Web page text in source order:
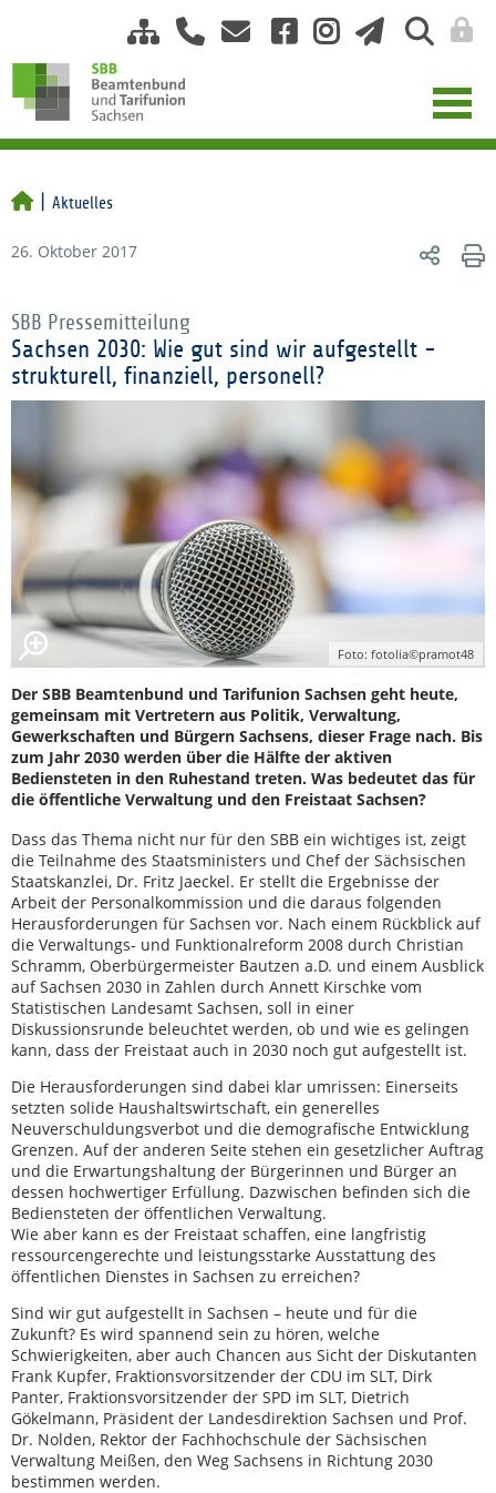
Aktuelles
26. Oktober 2017
SBB Pressemitteilung
Sachsen 2030: Wie gut sind wir aufgestellt -
strukturell, finanziell, personell?
Foto: fotolia©pramot48
Der SBB Beamtenbund und Tarifunion Sachsen geht heute,
gemeinsam mit Vertretern aus Politik, Verwaltung,
Gewerkschaften und Bürgern Sachsens, dieser Frage nach. Bis
zum Jahr 2030 werden über die Hälfte der aktiven
Bediensteten in den Ruhestand treten. Was bedeutet das für
die öffentliche Verwaltung und den Freistaat Sachsen?
Dass das Thema nicht nur für den SBB ein wichtiges ist, zeigt
die Teilnahme des Staatsministers und Chef der Sächsischen
Staatskanzlei, Dr. Fritz Jaeckel. Er stellt die Ergebnisse der
Arbeit der Personalkommission und die daraus folgenden
Herausforderungen für Sachsen vor. Nach einem Rückblick auf
die Verwaltungs- und Funktionalreform 2008 durch Christian
Schramm, Oberbürgermeister Bautzen a.D. und einem Ausblick
auf Sachsen 2030 in Zahlen durch Annett Kirschke vom
Statistischen Landesamt Sachsen, soll in einer
Diskussionsrunde beleuchtet werden, ob und wie es gelingen
kann, dass der Freistaat auch in 2030 noch gut aufgestellt ist.
Die Herausforderungen sind dabei klar umrissen: Einerseits
setzten solide Haushaltswirtschaft, ein generelles
Neuverschuldungsverbot und die demografische Entwicklung
Grenzen. Auf der anderen Seite stehen ein gesetzlicher Auftrag
und die Erwartungshaltung der Bürgerinnen und Bürger an
dessen hochwertiger Erfüllung. Dazwischen befinden sich die
Bediensteten der öffentlichen Verwaltung.
Wie aber kann es der Freistaat schaffen, eine langfristig
ressourcengerechte und leistungsstarke Ausstattung des
öffentlichen Dienstes in Sachsen zu erreichen?
Sind wir gut aufgestellt in Sachsen – heute und für die
Zukunft? Es wird spannend sein zu hören, welche
Schwierigkeiten, aber auch Chancen aus Sicht der Diskutanten
Frank Kupfer, Fraktionsvorsitzender der CDU im SLT, Dirk
Panter, Fraktionsvorsitzender der SPD im SLT, Dietrich
Gökelmann, Präsident der Landesdirektion Sachsen und Prof.
Dr. Nolden, Rektor der Fachhochschule der Sächsischen
Verwaltung Meißen, den Weg Sachsens in Richtung 2030
bestimmen werden.